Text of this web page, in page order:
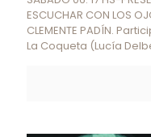
ESCUCHAR CON LOS
CLEMENTE PADÍN.
La Coqueta (Lucía